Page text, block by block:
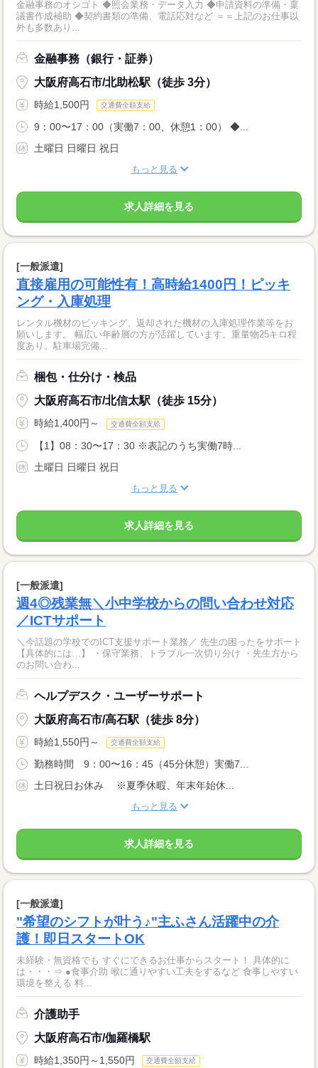
金融事務のオシゴト ◆照会業務・データ入力 ◆申請資料の準備・稟
議書作成補助 ◆契約書類の準備、電話応対など ＝＝上記のお仕事以
外も多数あり...
金融事務（銀行・証券）
大阪府高石市/北助松駅（徒歩 3分）
時給1,500円 交通費全額支給
9：00〜17：00（実働7：00、休憩1：00） ◆...
土曜日 日曜日 祝日
もっと見る
求人詳細を見る
[一般派遣]
直接雇用の可能性有！高時給1400円！ピッキ
ング・入庫処理
レンタル機材のピッキング、返却された機材の入庫処理作業等をお
願いします。 幅広い年齢層の方が活躍しています。重量物25キロ程
度あり。駐車場完備...
梱包・仕分け・検品
大阪府高石市/北信太駅（徒歩 15分）
時給1,400円～ 交通費全額支給
【1】08：30〜17：30 ※表記のうち実働7時...
土曜日 日曜日 祝日
もっと見る
求人詳細を見る
[一般派遣]
週4◎残業無＼小中学校からの問い合わせ対応
／ICTサポート
＼今話題の学校でのICT支援サポート業務／ 先生の困ったをサポート
【具体的には…】 ・保守業務、トラブル一次切り分け ・先生方から
のお問い合わ...
ヘルプデスク・ユーザーサポート
大阪府高石市/高石駅（徒歩 8分）
時給1,550円～ 交通費全額支給
勤務時間 9：00〜16：45（45分休憩）実働7...
土日祝日お休み ※夏季休暇、年末年始休...
もっと見る
求人詳細を見る
[一般派遣]
"希望のシフトが叶う♪"主ふさん活躍中の介
護！即日スタートOK
未経験・無資格でも すぐにできるお仕事からスタート！ 具体的に
は・・・⇒ ●食事介助 喉に通りやすい工夫をするなど 食事しやすい
環境を整える 料...
介護助手
大阪府高石市/伽羅橋駅
時給1,350円～1,550円 交通費全額支給